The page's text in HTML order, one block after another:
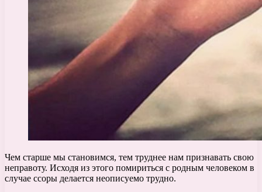
Чем старше мы становимся, тем труднее нам признавать свою
неправоту. Исходя из этого помириться с родным человеком в
случае ссоры делается неописуемо трудно.